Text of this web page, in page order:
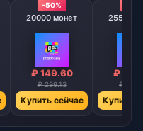
-50%
20000 монет
₽ 149.60
₽ 299.13
Купить сейчас
25500
₽
₽
Купить